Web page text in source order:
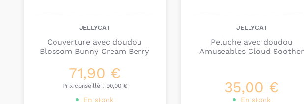
JELLYCAT
Couverture avec doudou
Blossom Bunny Cream Berry
71,90 €
Prix conseillé : 90,00 €
En stock
JELLYCAT
Peluche avec doudou
Amuseables Cloud Soother
35,00 €
En stock